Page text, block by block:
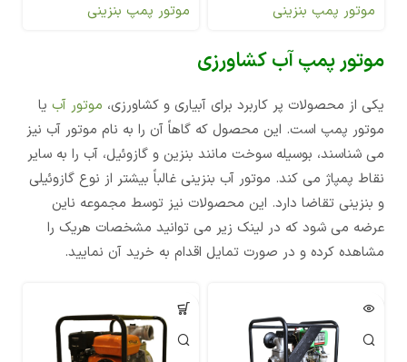
موتور پمپ بنزینی
موتور پمپ بنزینی
موتور پمپ آب کشاورزی
یکی از محصولات پر کاربرد برای آبیاری و کشاورزی، موتور آب یا
موتور پمپ است. این محصول که گاهاً آن را به نام موتور آب نیز
می شناسند، بوسیله سوخت مانند بنزین و گازوئیل، آب را به سایر
نقاط پمپاژ می کند. موتور آب بنزینی غالباً بیشتر از نوع گازوئیلی
و بنزینی تقاضا دارد. این محصولات نیز توسط مجموعه ناین
عرضه می شود که در لینک زیر می توانید مشخصات هریک را
مشاهده کرده و در صورت تمایل اقدام به خرید آن نمایید.